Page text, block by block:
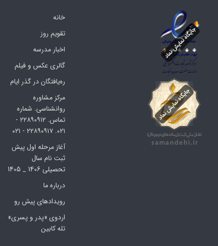
خانه
تقویم روز
اخبار مدرسه
گالری عکس و فیلم
ره‌یافتگان در گذر ایام
مرکز مشاوره
روانشناسی. شماره
تماس. ۲۲۸۹۰۹۱۲ -
۰۲۱. ۲۲۸۹۰۹۱۷ - ۰۲۱
آغاز مرحله اول پیش
ثبت نام سال
تحصیلی 1406 _ 1405
درباره ما
رویدادهای پیش رو
اردوی «پدر و پسری»
تله کابین